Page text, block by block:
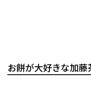
お餅が大好きな加藤